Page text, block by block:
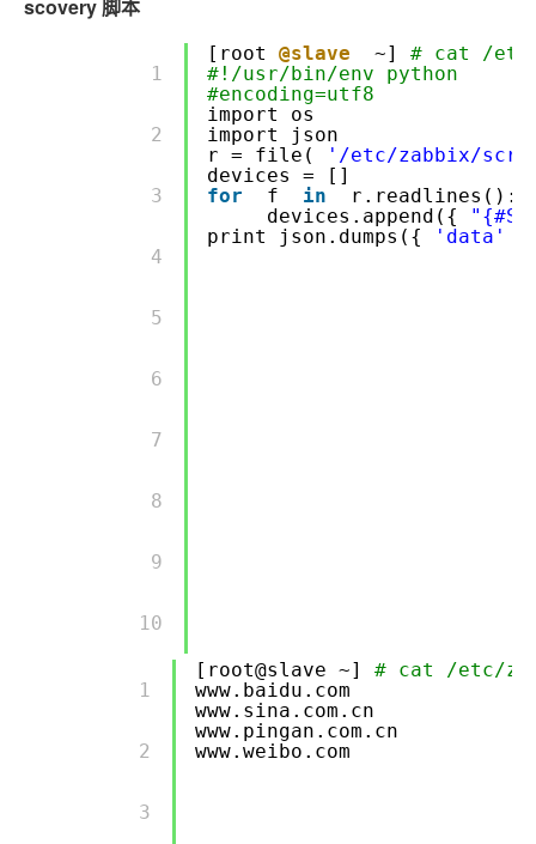
scovery 脚本
        1
        2
        3
        4
        5
        6
        7
        8
        9
        10
[root @slave ~]
# cat /etc/
#!/usr/bin/env python
#encoding=utf8
import os
import json
r = file(
'/etc/zabbix/
devices = []
for
f in
r.readlines():
devices.append({
print json.dumps({
'data'
        1
        2
        3
[root@slave ~]
# cat /etc/
www.baidu.com
www.sina.com.cn
www.pingan.com.cn
www.weibo.com